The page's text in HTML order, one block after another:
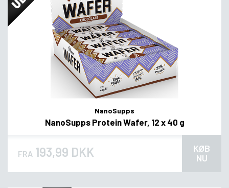
NanoSupps
NanoSupps Protein Wafer, 12 x 40 g
FRA 193,99 DKK
KØB
NU